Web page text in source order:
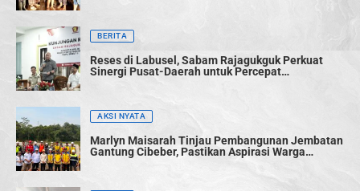
BERITA
Reses di Labusel, Sabam Rajagukguk Perkuat
Sinergi Pusat-Daerah untuk Percepat
AKSI NYATA
Marlyn Maisarah Tinjau Pembangunan Jembatan
Gantung Cibeber, Pastikan Aspirasi Warga